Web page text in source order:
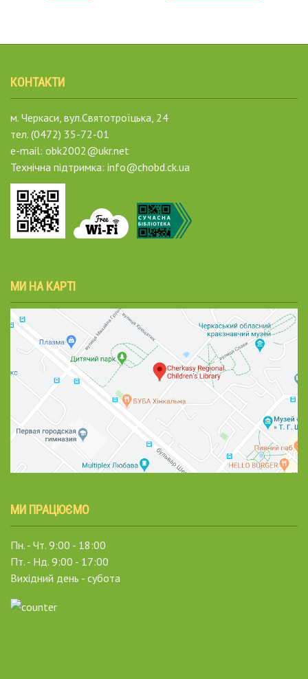
КОНТАКТИ
м. Черкаси, вул.Святотроїцька, 24
тел. (0472) 35-72-01
e-mail: obk2002@ukr.net
Технічна підтримка: info@chobd.ck.ua
МИ НА КАРТІ
МИ ПРАЦЮЄМО
Пн. - Чт. 9:00 - 18:00
Пт. - Нд. 9:00 - 17:00
Вихідний день - субота